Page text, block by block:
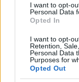
I want to opt-
Personal Data
Opted In
I want to opt-
Retention,
Personal Data
Purposes for
Opted Out